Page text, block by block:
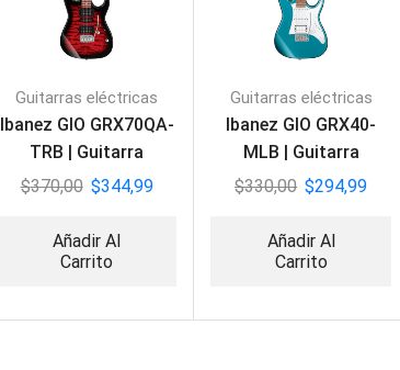
Guitarras eléctricas
Ibanez GIO GRX70QA-
TRB | Guitarra
Eléctrica
$370,00 $344,99
Añadir Al
Carrito
Guitarras eléctricas
Ibanez GIO GRX40-
MLB | Guitarra
Eléctrica
$330,00 $294,99
Añadir Al
Carrito